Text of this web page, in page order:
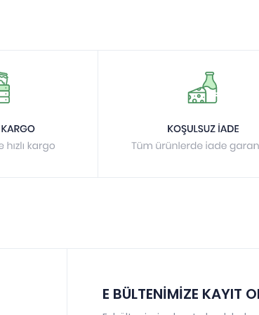
E BÜLTENİMİZE KAYIT